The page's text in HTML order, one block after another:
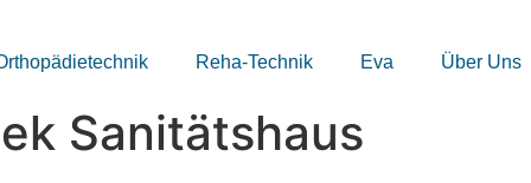
Reha-Technik Eva Über Uns
Sanitätshaus
Reha-Technik Eva Über Uns